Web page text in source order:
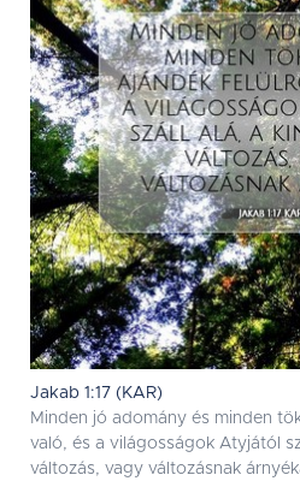
Jakab 1:17 (KAR)
Minden jó adomány és minden
való, és a világosságok Atyjától
változás, vagy változásnak